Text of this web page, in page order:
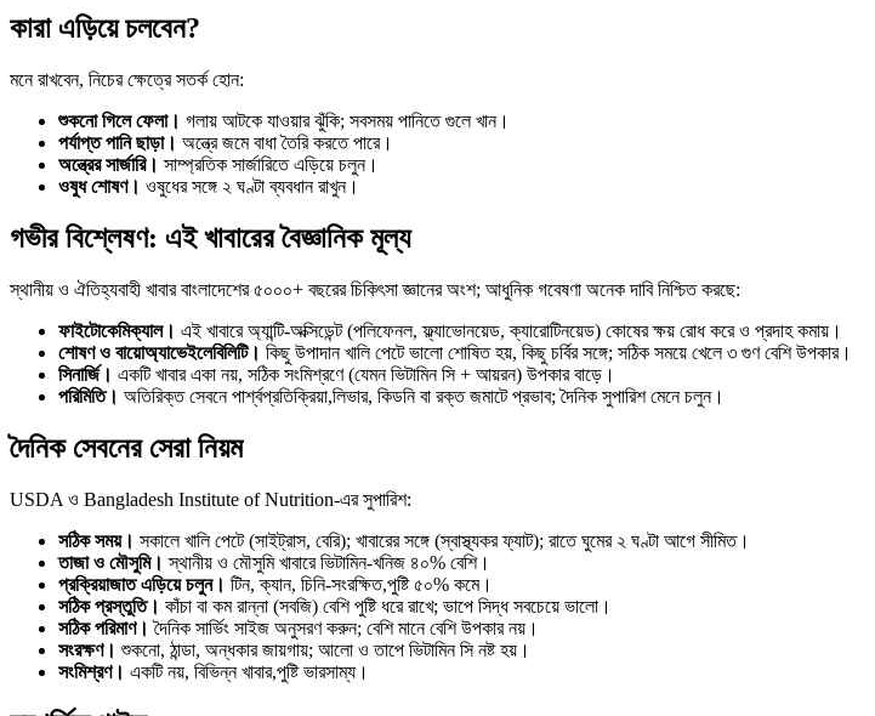
কারা এড়িয়ে চলবেন?
মনে রাখবেন, নিচের ক্ষেত্রে সতর্ক হোন:
শুকনো গিলে ফেলা। গলায় আটকে যাওয়ার ঝুঁকি; সবসময় পানিতে গুলে খান।
পর্যাপ্ত পানি ছাড়া। অন্ত্রে জমে বাধা তৈরি করতে পারে।
অন্ত্রের সার্জারি। সাম্প্রতিক সার্জারিতে এড়িয়ে চলুন।
ওষুধ শোষণ। ওষুধের সঙ্গে ২ ঘণ্টা ব্যবধান রাখুন।
গভীর বিশ্লেষণ: এই খাবারের বৈজ্ঞানিক মূল্য
স্থানীয় ও ঐতিহ্যবাহী খাবার বাংলাদেশের ৫০০০+ বছরের চিকিৎসা জ্ঞানের অংশ; আধুনিক গবেষণা অনেক দাবি নিশ্চিত করছে:
ফাইটোকেমিক্যাল। এই খাবারে অ্যান্টি-অক্সিডেন্ট (পলিফেনল, ফ্ল্যাভোনয়েড, ক্যারোটিনয়েড) কোষের ক্ষয় রোধ করে ও প্রদাহ কমায়।
শোষণ ও বায়োঅ্যাভেইলেবিলিটি। কিছু উপাদান খালি পেটে ভালো শোষিত হয়, কিছু চর্বির সঙ্গে; সঠিক সময়ে খেলে ৩ গুণ বেশি উপকার।
সিনার্জি। একটি খাবার একা নয়, সঠিক সংমিশ্রণে (যেমন ভিটামিন সি + আয়রন) উপকার বাড়ে।
পরিমিতি। অতিরিক্ত সেবনে পার্শ্বপ্রতিক্রিয়া,লিভার, কিডনি বা রক্ত জমাটে প্রভাব; দৈনিক সুপারিশ মেনে চলুন।
দৈনিক সেবনের সেরা নিয়ম
USDA ও Bangladesh Institute of Nutrition-এর সুপারিশ:
সঠিক সময়। সকালে খালি পেটে (সাইট্রাস, বেরি); খাবারের সঙ্গে (স্বাস্থ্যকর ফ্যাট); রাতে ঘুমের ২ ঘণ্টা আগে সীমিত।
তাজা ও মৌসুমি। স্থানীয় ও মৌসুমি খাবারে ভিটামিন-খনিজ ৪০% বেশি।
প্রক্রিয়াজাত এড়িয়ে চলুন। টিন, ক্যান, চিনি-সংরক্ষিত,পুষ্টি ৫০% কমে।
সঠিক প্রস্তুতি। কাঁচা বা কম রান্না (সবজি) বেশি পুষ্টি ধরে রাখে; ভাপে সিদ্ধ সবচেয়ে ভালো।
সঠিক পরিমাণ। দৈনিক সার্ভিং সাইজ অনুসরণ করুন; বেশি মানে বেশি উপকার নয়।
সংরক্ষণ। শুকনো, ঠান্ডা, অন্ধকার জায়গায়; আলো ও তাপে ভিটামিন সি নষ্ট হয়।
সংমিশ্রণ। একটি নয়, বিভিন্ন খাবার,পুষ্টি ভারসাম্য।